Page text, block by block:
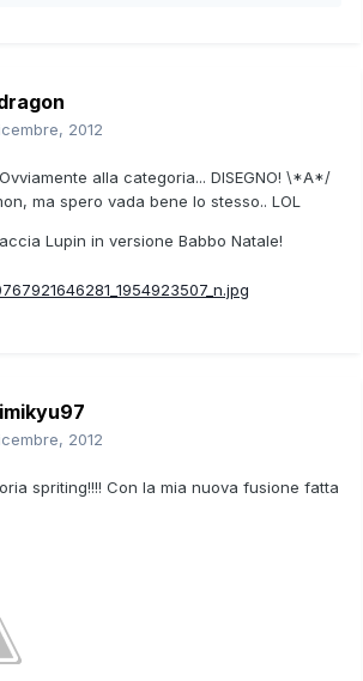
2012
alla categoria... DISEGNO! \*A*/
ma spero vada bene lo stesso.. LOL
Lupin in versione Babbo Natale!
2012
spriting!!!! Con la mia nuova fusione fatta